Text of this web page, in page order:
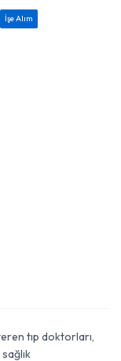
İşe Alım
tıp doktorları,